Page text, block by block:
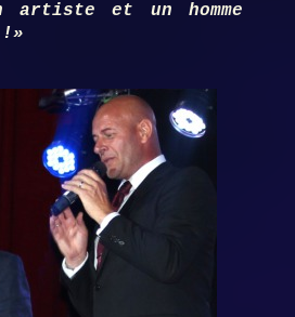
et un homme